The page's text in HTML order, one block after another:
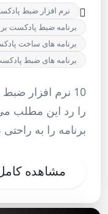
نرم افزار ضبط
برنامه ضبط پادکست
برنامه ‌های ساخت
برنامه های ضبط
10 نرم افزار
را رد این مطلب
برنامه را به راحتی
مشاهده